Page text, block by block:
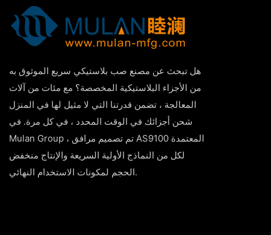
هل تبحث عن مصنع صب بلاستيكي سريع الموثوق به
من الأجزاء البلاستيكية المخصصة؟ مع مئات من آلات
المعالجة ، تضمن قدرتنا التي لا مثيل لها في المنزل
شحن أجزائك في الوقت المحدد ، في كل مرة. في
Mulan Group ، تم تصميم مرافق AS9100 المعتمدة
لكل من النماذج الأولية السريعة والإنتاج منخفض
الحجم لمكونات الاستخدام النهائي.